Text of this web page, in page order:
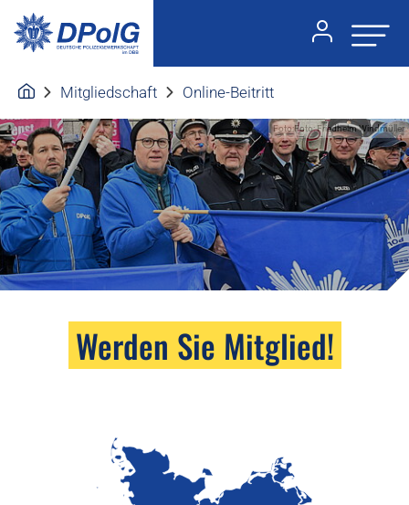
Mitgliedschaft Online-Beitritt
Foto:Foto: Friedhelm Windmüller
Werden Sie Mitglied!